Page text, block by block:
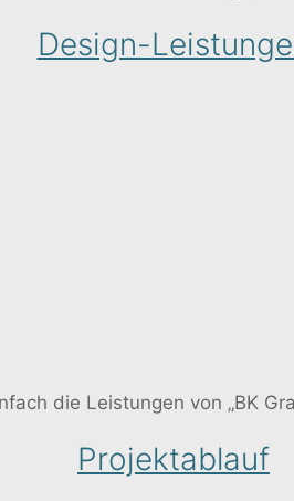
Design-
die Leistungen von „BK
Projektablauf